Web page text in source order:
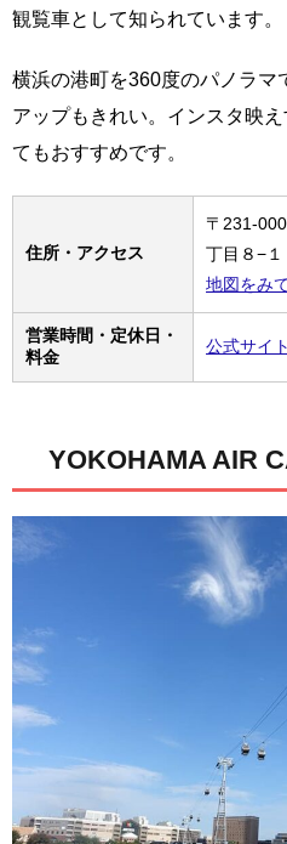
観覧車として知られています。
横浜の港町を360度のパノラマ
アップもきれい。インスタ映
てもおすすめです。
住所・アクセス
〒231-
丁目８−
地図をみ
営業時間・定休日・
料金
公式サイ
YOKOHAMA AIR